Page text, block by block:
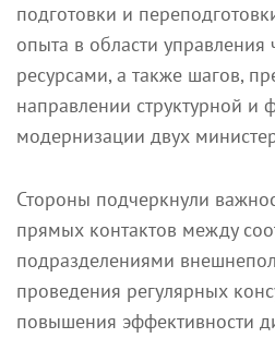
подготовки и
опыта в области управления
ресурсами, а также шагов,
направлении структурной и
модернизации двух
Стороны подчеркнули
прямых контактов между
подразделениями
проведения регулярных
повышения эффективности